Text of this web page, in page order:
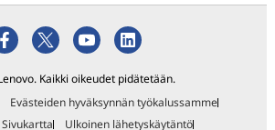
Kaikki oikeudet pidätetään.
Evästeiden hyväksynnän työkalussamme
Sivukartta Ulkoinen lähetyskäytäntö